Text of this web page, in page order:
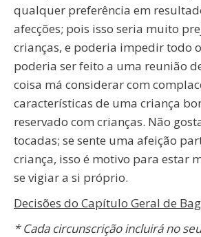
qualquer preferência em
afecções; pois isso seria muito
crianças, e poderia impedir todo
poderia ser feito a uma reunião
coisa má considerar com
características de uma criança
reservado com crianças. Não
tocadas; se sente uma afeição
criança, isso é motivo para estar
se vigiar a si próprio.
Decisões do Capítulo Geral de
* Cada circunscrição incluirá no